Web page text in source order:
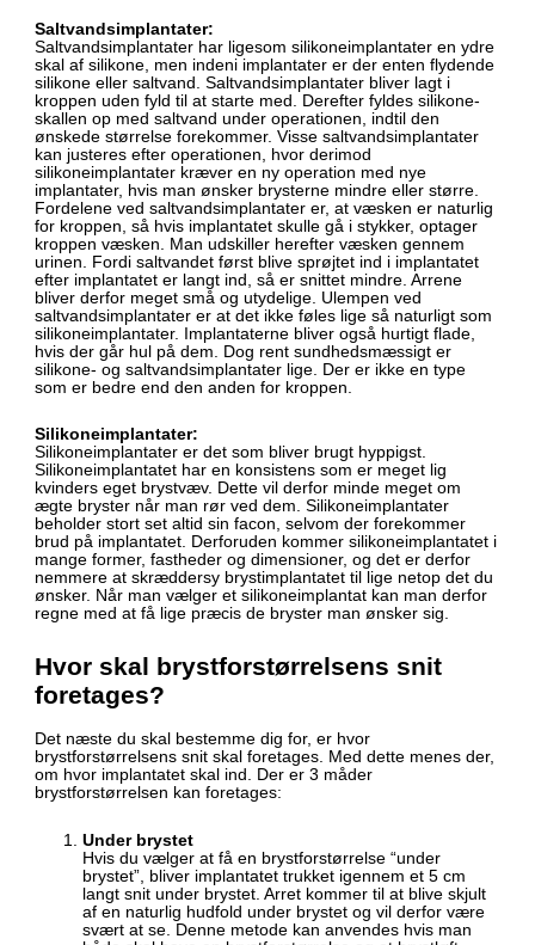
Saltvandsimplantater:
Saltvandsimplantater har ligesom silikoneimplantater en ydre
skal af silikone, men indeni implantater er der enten flydende
silikone eller saltvand. Saltvandsimplantater bliver lagt i
kroppen uden fyld til at starte med. Derefter fyldes silikone-
skallen op med saltvand under operationen, indtil den
ønskede størrelse forekommer. Visse saltvandsimplantater
kan justeres efter operationen, hvor derimod
silikoneimplantater kræver en ny operation med nye
implantater, hvis man ønsker brysterne mindre eller større.
Fordelene ved saltvandsimplantater er, at væsken er naturlig
for kroppen, så hvis implantatet skulle gå i stykker, optager
kroppen væsken. Man udskiller herefter væsken gennem
urinen. Fordi saltvandet først blive sprøjtet ind i implantatet
efter implantatet er langt ind, så er snittet mindre. Arrene
bliver derfor meget små og utydelige. Ulempen ved
saltvandsimplantater er at det ikke føles lige så naturligt som
silikoneimplantater. Implantaterne bliver også hurtigt flade,
hvis der går hul på dem. Dog rent sundhedsmæssigt er
silikone- og saltvandsimplantater lige. Der er ikke en type
som er bedre end den anden for kroppen.
Silikoneimplantater:
Silikoneimplantater er det som bliver brugt hyppigst.
Silikoneimplantatet har en konsistens som er meget lig
kvinders eget brystvæv. Dette vil derfor minde meget om
ægte bryster når man rør ved dem. Silikoneimplantater
beholder stort set altid sin facon, selvom der forekommer
brud på implantatet. Derforuden kommer silikoneimplantatet i
mange former, fastheder og dimensioner, og det er derfor
nemmere at skræddersy brystimplantatet til lige netop det du
ønsker. Når man vælger et silikoneimplantat kan man derfor
regne med at få lige præcis de bryster man ønsker sig.
Hvor skal brystforstørrelsens snit
foretages?
Det næste du skal bestemme dig for, er hvor
brystforstørrelsens snit skal foretages. Med dette menes der,
om hvor implantatet skal ind. Der er 3 måder
brystforstørrelsen kan foretages:
Under brystet
Hvis du vælger at få en brystforstørrelse “under
brystet”, bliver implantatet trukket igennem et 5 cm
langt snit under brystet. Arret kommer til at blive skjult
af en naturlig hudfold under brystet og vil derfor være
svært at se. Denne metode kan anvendes hvis man